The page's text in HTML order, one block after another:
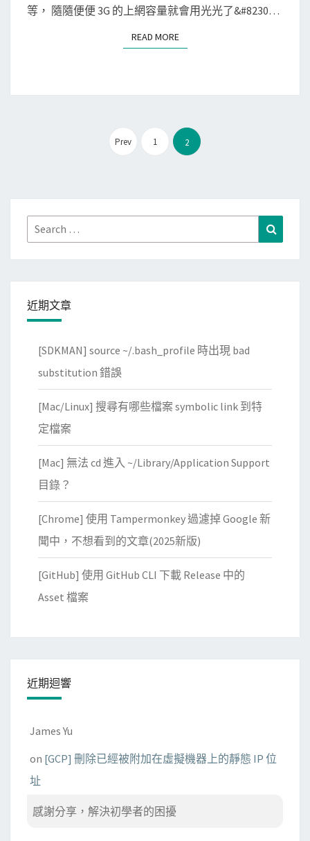
!
r
-
，
免
等， 隨隨便便 3G 的上網容量就會用光光了&#8230…
READ MOREREAD MORE
文
章
Prev 1 2
Search
for:
近期文章
[SDKMAN] source ~/.bash_profile 時出現 bad
substitution 錯誤
[Mac/Linux] 搜尋有哪些檔案 symbolic link 到特
定檔案
[Mac] 無法 cd 進入 ~/Library/Application Support
目錄？
[Chrome] 使用 Tampermonkey 過濾掉 Google 新
聞中，不想看到的文章(2025新版)
[GitHub] 使用 GitHub CLI 下載 Release 中的
Asset 檔案
近期迴響
James Yu
on [GCP] 刪除已經被附加在虛擬機器上的靜態 IP 位
址
感謝分享，解決初學者的困擾